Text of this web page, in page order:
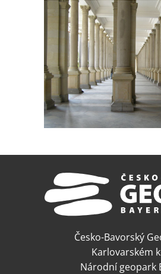
Česko-Bavorský
Karlovarském
Národní geopark